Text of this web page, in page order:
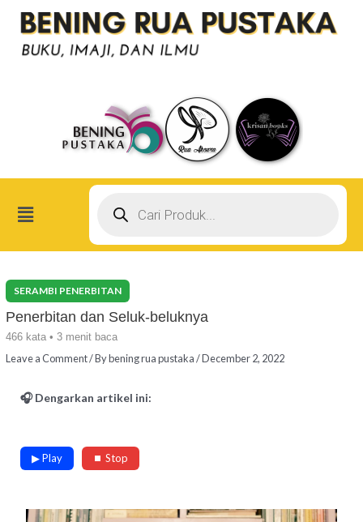
Menu
Products
Penerbitan dan Seluk-beluknya
466 kata • 3 menit baca
Leave a Comment/ Bybening rua pustaka/December 2, 2022
🎧 Dengarkan artikel ini:
▶ Play ⏹ Stop
navigation